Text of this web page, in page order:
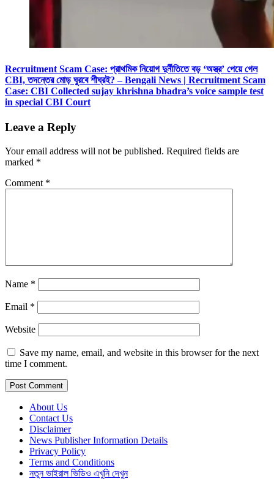
Recruitment Scam Case: প্রাথমিক নিয়োগ দুর্নীতিতে বড় ‘অস্ত্র’ পেয়ে গেল
CBI, তদন্তের মোড় ঘুরবে শীঘ্রই? – Bengali News | Recruitment Scam
Case: CBI Collected sujay khrishna bhadra’s voice sample test
in special CBI Court
Leave a Reply
Your email address will not be published. Required fields are
marked *
Comment *
Name *
Email *
Website
Save my name, email, and website in this browser for the next
time I comment.
About Us
Contact Us
Disclaimer
News Publisher Information Details
Privacy Policy
Terms and Conditions
নতুন ভাইরাল ভিডিও এখুনি দেখুন